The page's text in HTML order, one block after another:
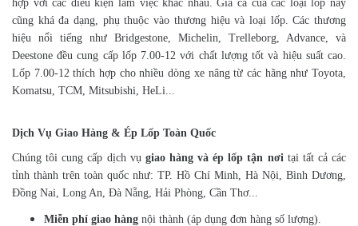
hợp với các điều kiện làm việc khác nhau. Giá cả của các loại lốp này
cũng khá đa dạng, phụ thuộc vào thương hiệu và loại lốp. Các thương
hiệu nổi tiếng như Bridgestone, Michelin, Trelleborg, Advance, và
Deestone đều cung cấp lốp 7.00-12 với chất lượng tốt và hiệu suất cao.
Lốp 7.00-12 thích hợp cho nhiều dòng xe nâng từ các hãng như Toyota,
Komatsu, TCM, Mitsubishi, HeLi...
Dịch Vụ Giao Hàng & Ép Lốp Toàn Quốc
Chúng tôi cung cấp dịch vụ giao hàng và ép lốp tận nơi tại tất cả các
tỉnh thành trên toàn quốc như: TP. Hồ Chí Minh, Hà Nội, Bình Dương,
Đồng Nai, Long An, Đà Nẵng, Hải Phòng, Cần Thơ...
Miễn phí giao hàng nội thành (áp dụng đơn hàng số lượng).